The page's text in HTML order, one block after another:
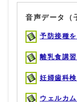
音声データ（
予防接種
離乳食講
妊婦歯科
ウェルカ